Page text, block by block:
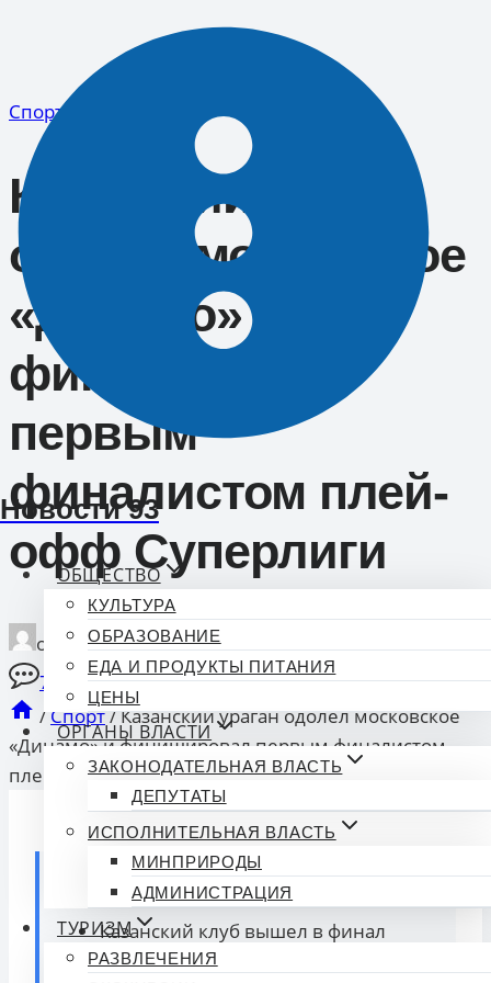
содержимому
Новости 93
ОБЩЕСТВО
КУЛЬТУРА
ОБРАЗОВАНИЕ
ЕДА И ПРОДУКТЫ ПИТАНИЯ
ЦЕНЫ
ОРГАНЫ ВЛАСТИ
ЗАКОНОДАТЕЛЬНАЯ ВЛАСТЬ
ДЕПУТАТЫ
ИСПОЛНИТЕЛЬНАЯ ВЛАСТЬ
МИНПРИРОДЫ
АДМИНИСТРАЦИЯ
ТУРИЗМ
РАЗВЛЕЧЕНИЯ
Спорт
Казанский ураган
одолел московское
«Динамо» и
финишировал
первым
финалистом плей-
офф Суперлиги
опубликован
28.03.2026 20:07
7 Комментарии
/ Спорт/Казанский ураган одолел московское
«Динамо» и финишировал первым финалистом
плей-офф Суперлиги
Коротко о главном:
Казанский клуб вышел в финал
плей-офф Суперлиги, обыграв